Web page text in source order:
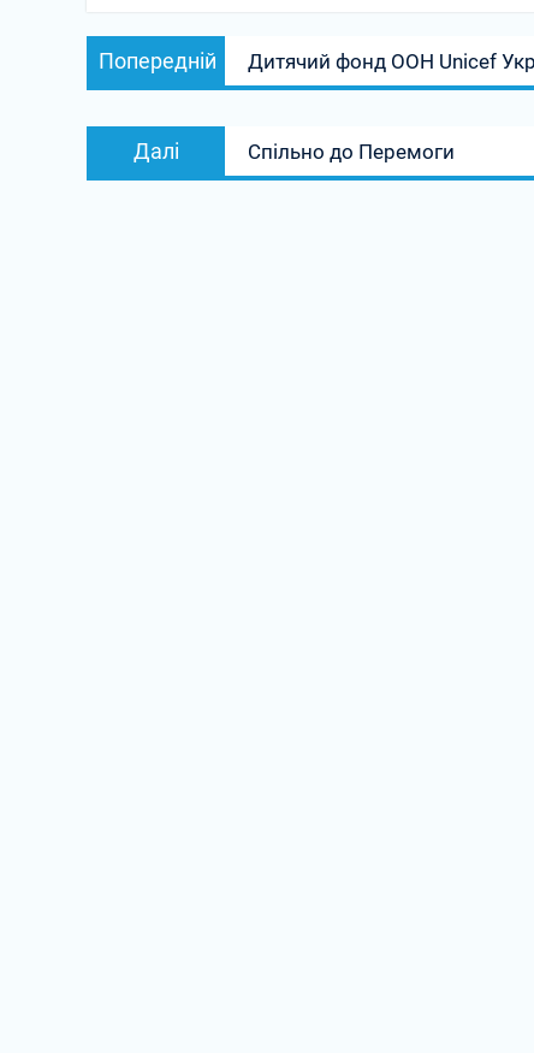
Навігація
записів
Попередній
Попередній
запис:
Дитячий фонд ООН Unicef
Далі
Наступний
запис:
Спільно до Перемоги